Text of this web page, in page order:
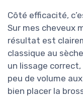
Côté efficacité,
Sur mes cheveux
résultat est
classique au
un lissage
peu de volume
bien placer la